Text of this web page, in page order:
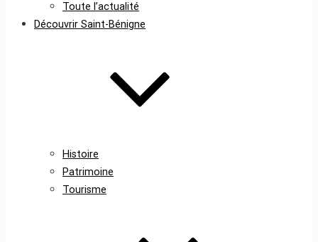
Toute l’actualité
Découvrir Saint-Bénigne
Histoire
Patrimoine
Tourisme